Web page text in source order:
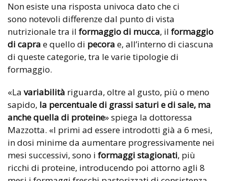
Non esiste una risposta univoca dato che ci
sono notevoli differenze dal punto di vista
nutrizionale tra il formaggio di mucca, il formaggio
di capra e quello di pecora e, all’interno di ciascuna
di queste categorie, tra le varie tipologie di
formaggio.
«La variabilità riguarda, oltre al gusto, più o meno
sapido, la percentuale di grassi saturi e di sale, ma
anche quella di proteine» spiega la dottoressa
Mazzotta. «I primi ad essere introdotti già a 6 mesi,
in dosi minime da aumentare progressivamente nei
mesi successivi, sono i formaggi stagionati, più
ricchi di proteine, introducendo poi attorno agli 8